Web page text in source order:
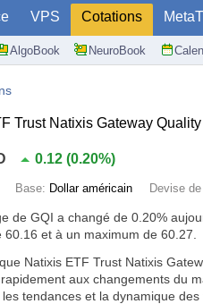
VPS Cotations
AlgoBook NeuroBook
Trust Natixis Gateway
0.12 (0.20%)
Base: Dollar américain Devise
de GQI a changé de 0.20%
et à un maximum de 60.27.
Natixis ETF Trust Natixis
aux changements du
tendances et la dynamique